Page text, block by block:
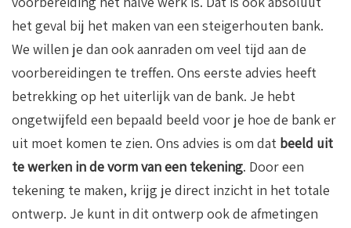
het geval bij het maken van een steigerhouten bank.
We willen je dan ook aanraden om veel tijd aan de
voorbereidingen te treffen. Ons eerste advies heeft
betrekking op het uiterlijk van de bank. Je hebt
ongetwijfeld een bepaald beeld voor je hoe de bank er
uit moet komen te zien. Ons advies is om dat beeld uit
te werken in de vorm van een tekening. Door een
tekening te maken, krijg je direct inzicht in het totale
ontwerp. Je kunt in dit ontwerp ook de afmetingen